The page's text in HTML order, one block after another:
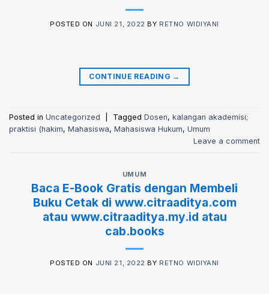
POSTED ON JUNI 21, 2022 BY RETNO WIDIYANI
CONTINUE READING →
Posted in Uncategorized Tagged Dosen, kalangan akademisi;
praktisi (hakim, Mahasiswa, Mahasiswa Hukum, Umum
Leave a comment
UMUM
Baca E-Book Gratis dengan Membeli
Buku Cetak di www.citraaditya.com
atau www.citraaditya.my.id atau
cab.books
POSTED ON JUNI 21, 2022 BY RETNO WIDIYANI